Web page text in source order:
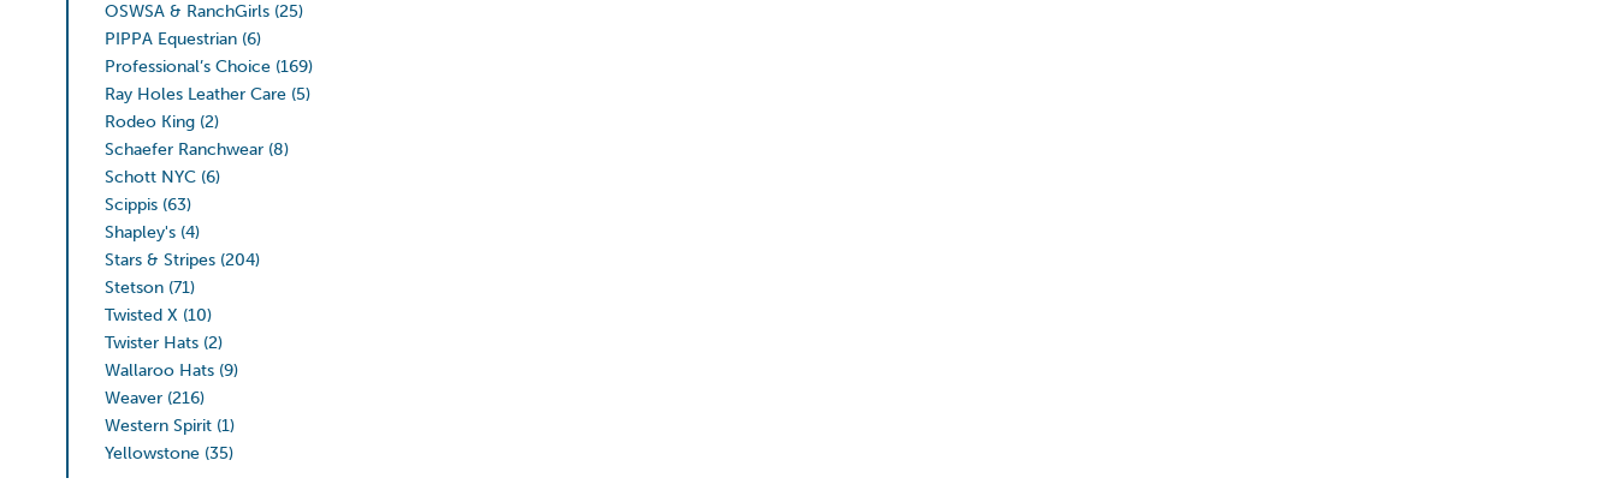
OSWSA & RanchGirls (25)
PIPPA Equestrian (6)
Professional’s Choice (169)
Ray Holes Leather Care (5)
Rodeo King (2)
Schaefer Ranchwear (8)
Schott NYC (6)
Scippis (63)
Shapley's (4)
Stars & Stripes (204)
Stetson (71)
Twisted X (10)
Twister Hats (2)
Wallaroo Hats (9)
Weaver (216)
Western Spirit (1)
Yellowstone (35)